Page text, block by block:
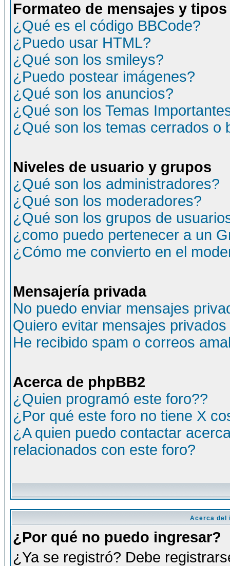
Formateo de mensajes y
¿Qué es el código BBCode?
¿Puedo usar HTML?
¿Qué son los smileys?
¿Puedo postear imágenes?
¿Qué son los anuncios?
¿Qué son los Temas
¿Qué son los temas cerrados o
Niveles de usuario y grupos
¿Qué son los administradores?
¿Qué son los moderadores?
¿Qué son los grupos de
¿como puedo pertenecer a un
¿Cómo me convierto en el
Mensajería privada
No puedo enviar mensajes
Quiero evitar mensajes
He recibido spam o correos
Acerca de phpBB2
¿Quien programó este foro??
¿Por qué este foro no tiene X
¿A quien puedo contactar
relacionados con este foro?
Acerca del
¿Por qué no puedo ingresar?
¿Ya se registró? Debe